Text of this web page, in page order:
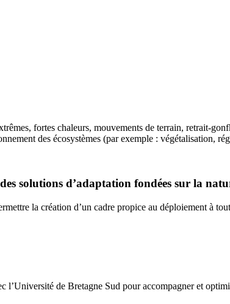
fortes chaleurs, mouvements de terrain, retrait-
des écosystèmes (par exemple : végétalisation,
solutions d’adaptation fondées sur la
la création d’un cadre propice au déploiement à
de Bretagne Sud pour accompagner et